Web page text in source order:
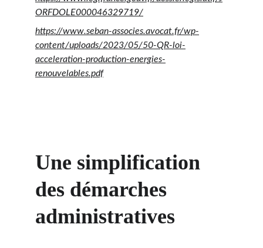
ORFDOLE000046329719/
https://www.seban-associes.avocat.fr/wp-
content/uploads/2023/05/50-QR-loi-
acceleration-production-energies-
renouvelables.pdf
Une simplification
des démarches
administratives